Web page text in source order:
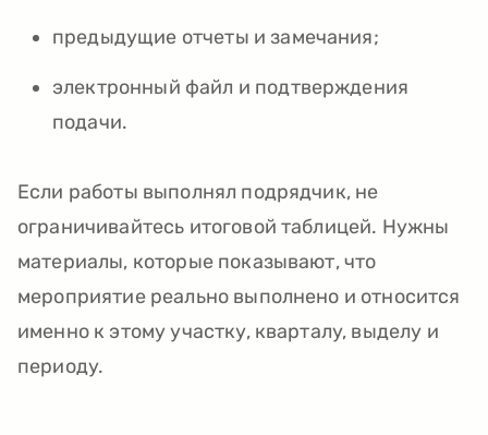
предыдущие отчеты и замечания;
электронный файл и подтверждения
подачи.
Если работы выполнял подрядчик, не
ограничивайтесь итоговой таблицей. Нужны
материалы, которые показывают, что
мероприятие реально выполнено и относится
именно к этому участку, кварталу, выделу и
периоду.